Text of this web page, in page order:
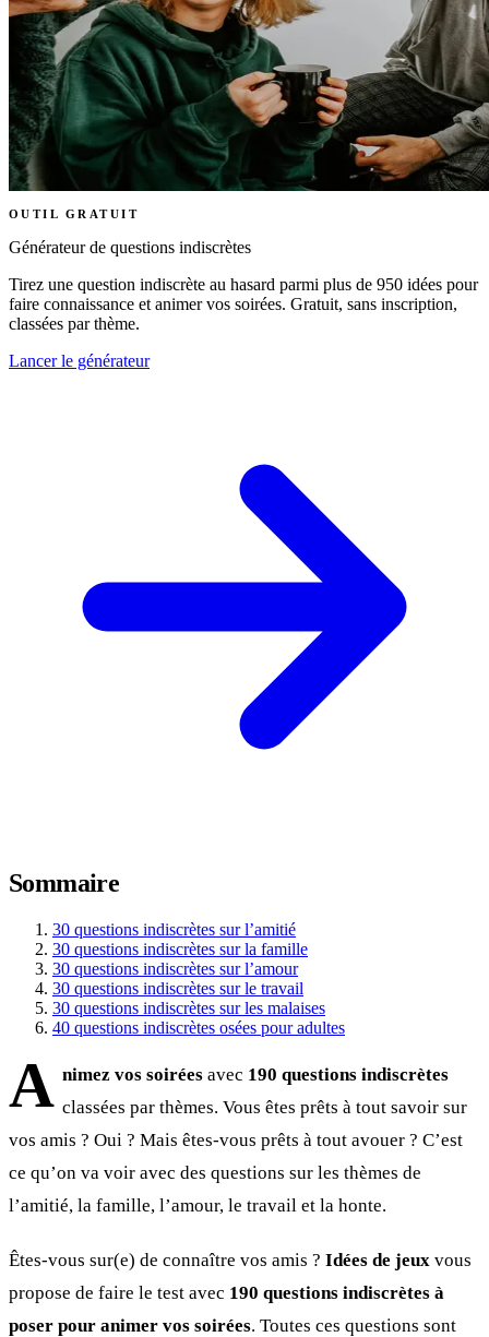
OUTIL GRATUIT
Générateur de questions indiscrètes
Tirez une question indiscrète au hasard parmi plus de 950 idées pour
faire connaissance et animer vos soirées. Gratuit, sans inscription,
classées par thème.
Lancer le générateur
Sommaire
30 questions indiscrètes sur l’amitié
30 questions indiscrètes sur la famille
30 questions indiscrètes sur l’amour
30 questions indiscrètes sur le travail
30 questions indiscrètes sur les malaises
40 questions indiscrètes osées pour adultes
A nimez vos soiréesavec 190 questions indiscrètes
classées par thèmes. Vous êtes prêts à tout savoir sur
vos amis ? Oui ? Mais êtes-vous prêts à tout avouer ? C’est
ce qu’on va voir avec des questions sur les thèmes de
l’amitié, la famille, l’amour, le travail et la honte.
Êtes-vous sur(e) de connaître vos amis ? Idées de jeux vous
propose de faire le test avec 190 questions indiscrètes à
poser pour animer vos soirées. Toutes ces questions sont